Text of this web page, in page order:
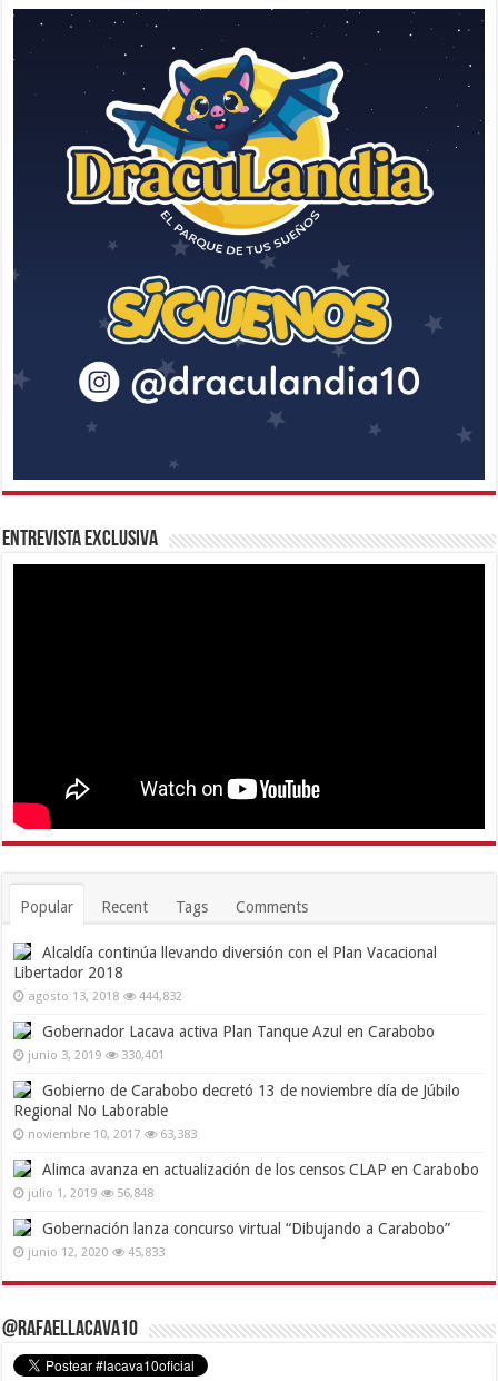
Entrevista Exclusiva
Popular Recent Tags Comments
Alcaldía continúa llevando diversión con el Plan Vacacional
Libertador 2018
agosto 13, 2018 444,832
Gobernador Lacava activa Plan Tanque Azul en Carabobo
junio 3, 2019 330,401
Gobierno de Carabobo decretó 13 de noviembre día de Júbilo
Regional No Laborable
noviembre 10, 2017 63,383
Alimca avanza en actualización de los censos CLAP en Carabobo
julio 1, 2019 56,848
Gobernación lanza concurso virtual “Dibujando a Carabobo”
junio 12, 2020 45,833
@RafaelLacava10